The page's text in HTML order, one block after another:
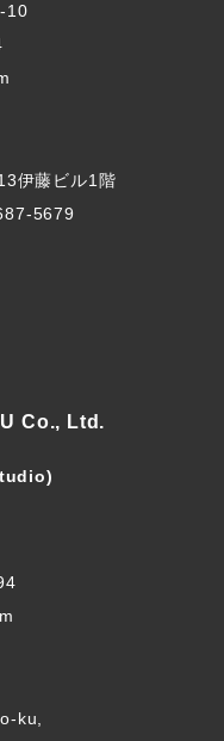
10
伊藤ビル1階
5679
Co., Ltd.
ku,